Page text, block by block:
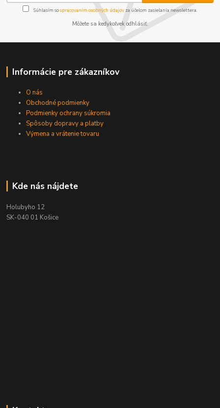
Súhlasím sospracovaním osobných údajov za účelom zasielania newslettera.
Môžete sa kedykoľvek odhlásiť.
Informácie pre zákazníkov
O nás
Obchodné podmienky
Podmienky ochrany súkromia
Spôsoby dopravy a platby
Výmena a vrátenie tovaru
Kde nás nájdete
Holubyho 12
SK-040 01 Košice